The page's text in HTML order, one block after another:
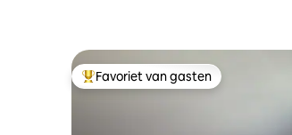
Topfavoriet van gasten
Favoriet van gasten